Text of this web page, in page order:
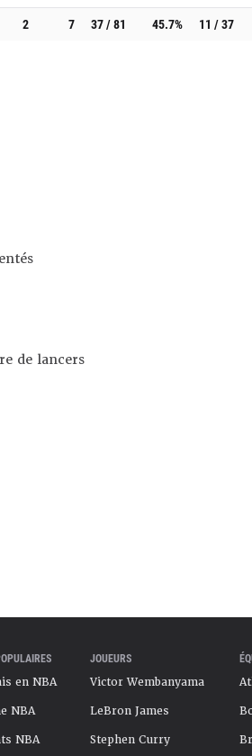
2 7 37 / 81 45.7% 11 / 37
de lancers
en NBA
NBA
NBA
JOUEURS
Victor Wembanyama
LeBron James
Stephen Curry